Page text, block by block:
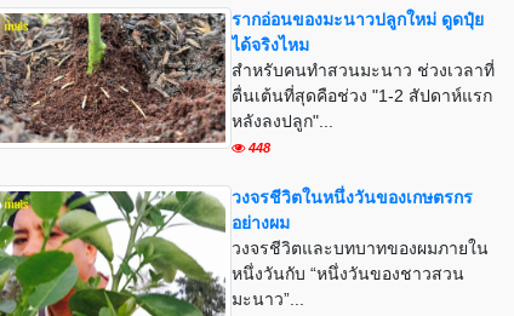
รากอ่อนของมะนาวปลูกใหม่ ดูดปุ๋ย
ได้จริงไหม
สำหรับคนทำสวนมะนาว ช่วงเวลาที่
ตื่นเต้นที่สุดคือช่วง "1-2 สัปดาห์แรก
หลังลงปลูก"...
448
วงจรชีวิตในหนึ่งวันของเกษตรกร
อย่างผม
วงจรชีวิตและบทบาทของผมภายใน
หนึ่งวันกับ “หนึ่งวันของชาวสวน
มะนาว”...